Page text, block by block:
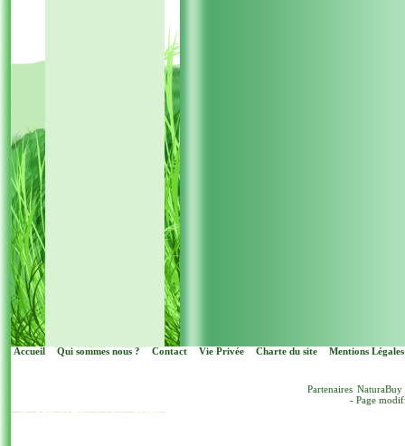
Accueil Qui sommes nous ? Contact Vie Privée Charte du site Mentions Légales
Partenaires NaturaBuy
- Page